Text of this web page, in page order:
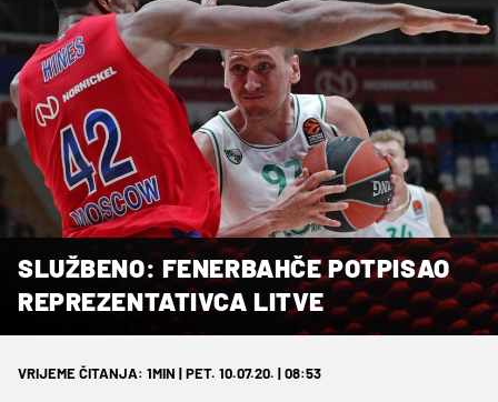
SLUŽBENO: FENERBAHČE POTPISAO
REPREZENTATIVCA LITVE
VRIJEME ČITANJA: 1MIN | PET. 10.07.20. | 08:53